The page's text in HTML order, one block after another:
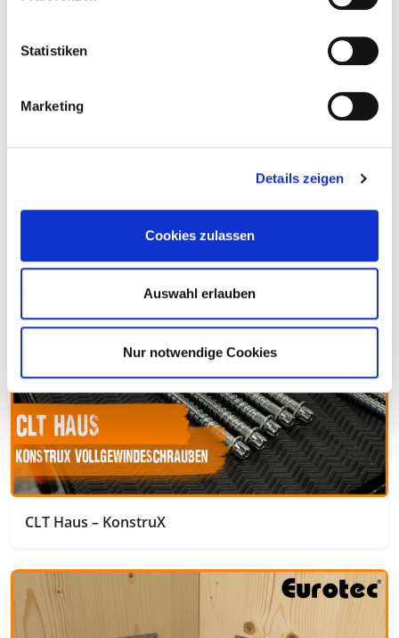
Statistiken
Marketing
Details zeigen
Cookies zulassen
Auswahl erlauben
Nur notwendige Cookies
CLT Haus – Zuglaschen
CLT Haus – KonstruX